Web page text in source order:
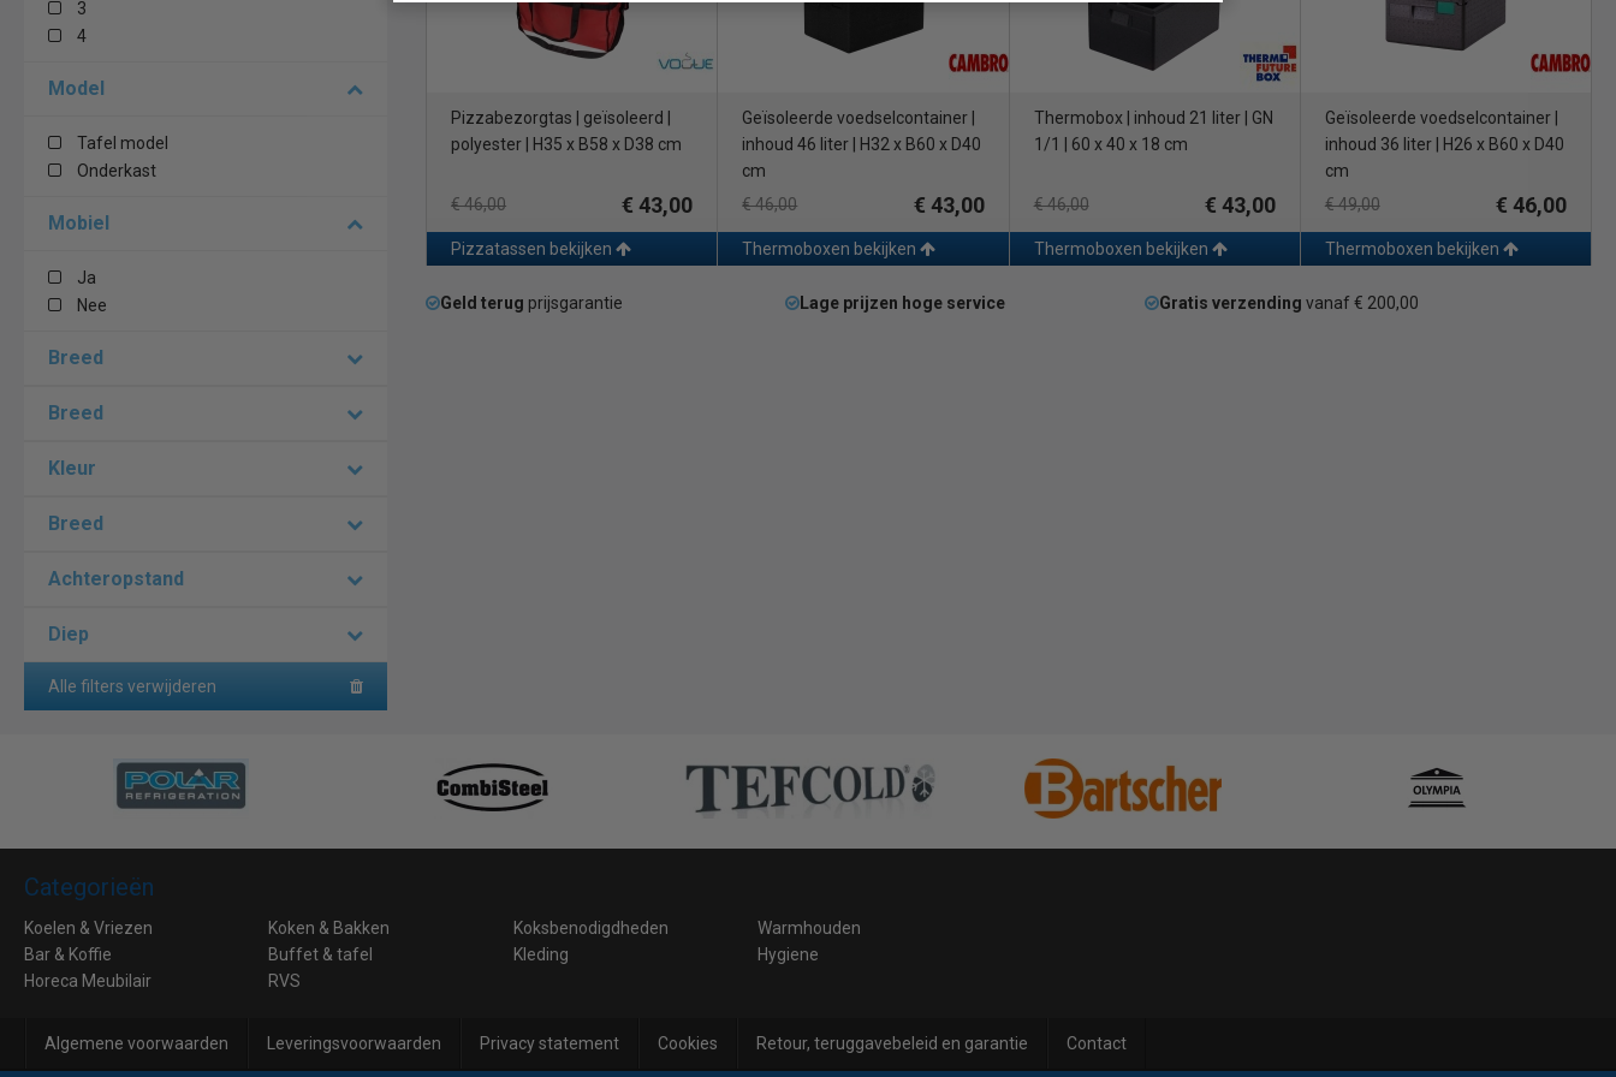
3
4
Model
Tafel model
Onderkast
Mobiel
Ja
Nee
Breed
Breed
Kleur
Breed
Achteropstand
Diep
Alle filters verwijderen
Pizzabezorgtas | geïsoleerd |
polyester | H35 x B58 x D38 cm
€ 46,00 € 43,00
Pizzatassen bekijken
Geïsoleerde voedselcontainer |
inhoud 46 liter | H32 x B60 x D40
cm
€ 46,00
€ 43,00
Thermoboxen bekijken
Thermobox | inhoud 21 liter | GN
1/1 | 60 x 40 x 18 cm
€ 46,00 € 43,00
Thermoboxen bekijken
Geïsoleerde voedselcontainer |
inhoud 36 liter | H26 x B60 x D40
cm
€ 49,00
€ 46,00
Thermoboxen bekijken
Geld terug prijsgarantie Lage prijzen hoge service Gratis verzending vanaf € 200,00
Categorieën
Koelen & Vriezen Koken & Bakken Koksbenodigdheden
Warmhouden
Bar & Koffie
Buffet & tafel Kleding
Hygiene
Horeca Meubilair
RVS
Algemene voorwaarden Leveringsvoorwaarden Privacy statement Cookies Retour, teruggavebeleid en garantie Contact